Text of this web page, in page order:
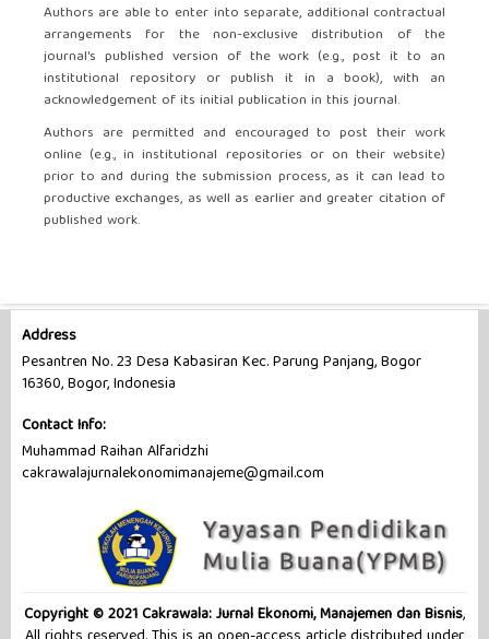
Authors are able to enter into separate, additional contractual
arrangements for the non-exclusive distribution of the
journal's published version of the work (e.g., post it to an
institutional repository or publish it in a book), with an
acknowledgement of its initial publication in this journal.
Authors are permitted and encouraged to post their work
online (e.g., in institutional repositories or on their website)
prior to and during the submission process, as it can lead to
productive exchanges, as well as earlier and greater citation of
published work.
Address
Pesantren No. 23 Desa Kabasiran Kec. Parung Panjang, Bogor
16360, Bogor, Indonesia
Contact Info:
Muhammad Raihan Alfaridzhi
cakrawalajurnalekonomimanajeme@gmail.com
Copyright © 2021 Cakrawala: Jurnal Ekonomi, Manajemen dan Bisnis,